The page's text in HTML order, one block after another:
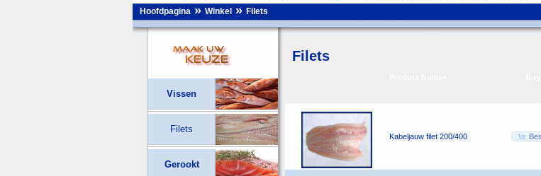
Hoofdpagina » Winkel » Filets
Filets
Kabeljauw filet 200/400
Vissen
Filets
Gerookt